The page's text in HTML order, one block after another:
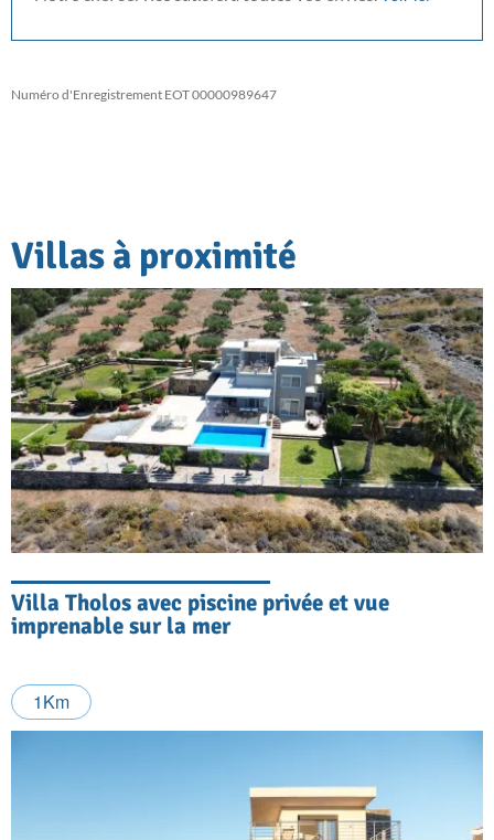
Numéro d'Enregistrement EOT 00000989647
Villas à proximité
Villa Tholos avec piscine privée et vue
imprenable sur la mer
1Km